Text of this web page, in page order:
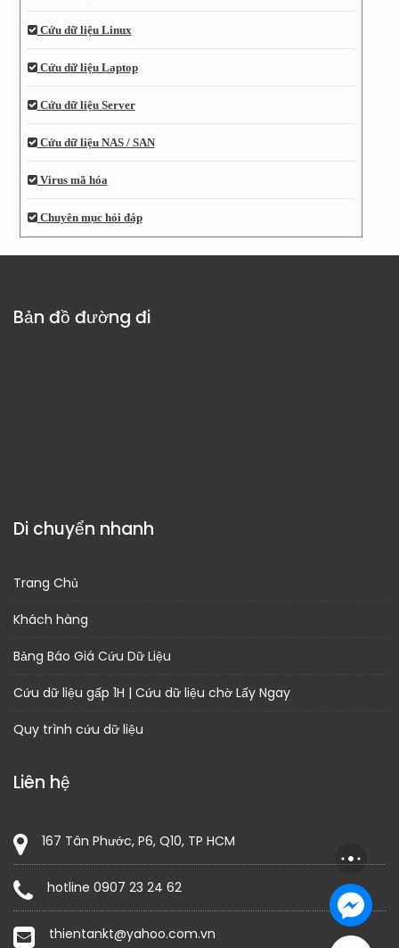
Cứu dữ liệu Linux
Cứu dữ liệu Laptop
Cứu dữ liệu Server
Cứu dữ liệu NAS / SAN
Virus mã hóa
Chuyên mục hỏi đáp
Bản đồ đường đi
Di chuyển nhanh
Trang Chủ
Khách hàng
Bảng Báo Giá Cứu Dữ Liệu
Cứu dữ liệu gấp 1H | Cứu dữ liệu chờ Lấy Ngay
Quy trình cứu dữ liệu
Liên hệ
167 Tân Phước, P6, Q10, TP HCM
hotline 0907 23 24 62
thientankt@yahoo.com.vn